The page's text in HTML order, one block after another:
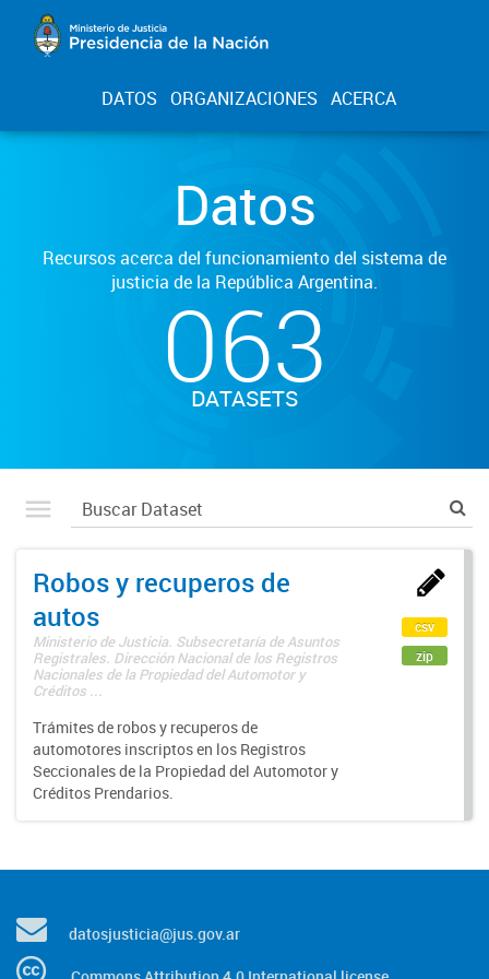
DATOS ORGANIZACIONES ACERCA
Datos
Recursos acerca del funcionamiento del sistema de
justicia de la República Argentina.
063
DATASETS
Robos y recuperos de
autos
Ministerio de Justicia. Subsecretaría de Asuntos
Registrales. Dirección Nacional de los Registros
Nacionales de la Propiedad del Automotor y
Créditos ...
Trámites de robos y recuperos de
automotores inscriptos en los Registros
Seccionales de la Propiedad del Automotor y
Créditos Prendarios.
csv
zip
datosjusticia@jus.gov.ar